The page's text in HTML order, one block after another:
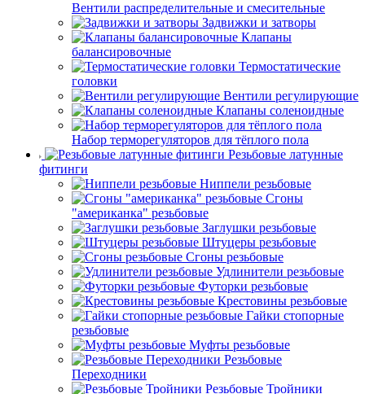
Вентили распределительные и смесительные
Задвижки и затворы
Клапаны
балансировочные
Термостатические
головки
Вентили регулирующие
Клапаны соленоидные
Набор терморегуляторов для тёплого пола
Резьбовые латунные
фитинги
Ниппели резьбовые
Сгоны
"американка" резьбовые
Заглушки резьбовые
Штуцеры резьбовые
Сгоны резьбовые
Удлинители резьбовые
Футорки резьбовые
Крестовины резьбовые
Гайки стопорные
резьбовые
Муфты резьбовые
Резьбовые
Переходники
Резьбовые Тройники